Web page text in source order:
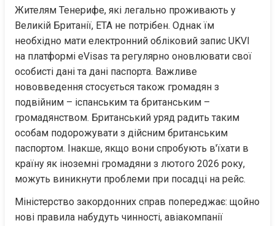
Жителям Тенерифе, які легально проживають у
Великій Британії, ETA не потрібен. Однак їм
необхідно мати електронний обліковий запис UKVI
на платформі eVisas та регулярно оновлювати свої
особисті дані та дані паспорта. Важливе
нововведення стосується також громадян з
подвійним – іспанським та британським –
громадянством. Британський уряд радить таким
особам подорожувати з дійсним британським
паспортом. Інакше, якщо вони спробують в'їхати в
країну як іноземні громадяни з лютого 2026 року,
можуть виникнути проблеми при посадці на рейс.
Міністерство закордонних справ попереджає: щойно
нові правила набудуть чинності, авіакомпанії